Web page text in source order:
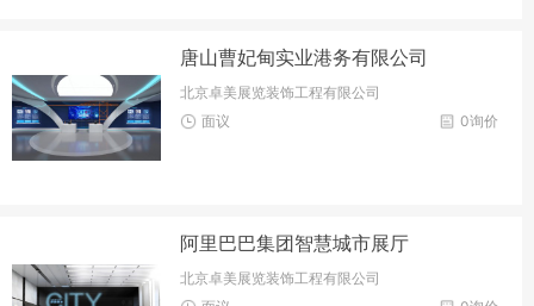
唐山曹妃甸实业港务有限公司
北京卓美展览装饰工程有限公司
0询价
面议
阿里巴巴集团智慧城市展厅
北京卓美展览装饰工程有限公司